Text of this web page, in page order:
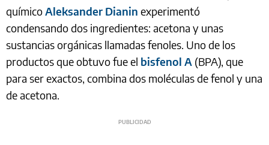
químicoAleksander Dianin experimentó
condensando dos ingredientes: acetona y unas
sustancias orgánicas llamadas fenoles. Uno de los
productos que obtuvo fue el bisfenol A (BPA), que
para ser exactos, combina dos moléculas de fenol y una
de acetona.